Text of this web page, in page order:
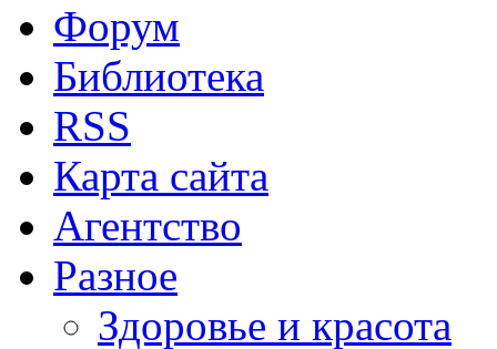
Форум
Библиотека
RSS
Карта сайта
Агентство
Разное
Здоровье и красота